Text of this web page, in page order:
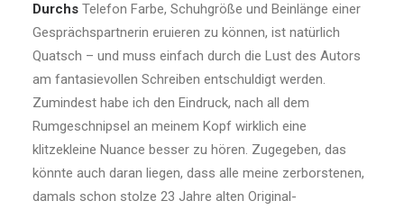
Durchs Telefon Farbe, Schuhgröße und Beinlänge einer
Gesprächspartnerin eruieren zu können, ist natürlich
Quatsch – und muss einfach durch die Lust des Autors
am fantasievollen Schreiben entschuldigt werden.
Zumindest habe ich den Eindruck, nach all dem
Rumgeschnipsel an meinem Kopf wirklich eine
klitzekleine Nuance besser zu hören. Zugegeben, das
könnte auch daran liegen, dass alle meine zerborstenen,
damals schon stolze 23 Jahre alten Original-